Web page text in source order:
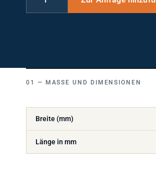
MASSE UND DIMENSIONEN
Breite (mm)
Länge in mm